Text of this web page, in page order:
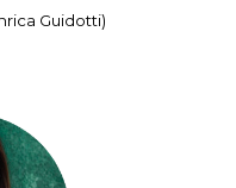
Guidotti)